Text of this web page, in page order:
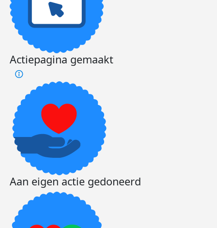
Actiepagina gemaakt
Aan eigen actie gedoneerd